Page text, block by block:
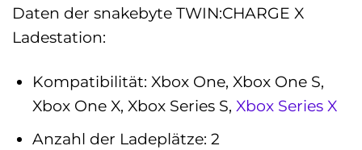
Daten der snakebyte TWIN:CHARGE X
Ladestation:
Kompatibilität: Xbox One, Xbox One S,
Xbox One X, Xbox Series S, Xbox Series X
Anzahl der Ladeplätze: 2